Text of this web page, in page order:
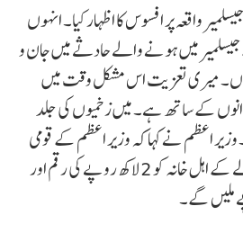
واقعہ پر افسوس کا اظہار کیا۔ انہوں
میں ہونے والے حادثے میں جان و
میری تعزیت اس مشکل وقت میں
کے ساتھ ہے۔ میں زخمیوں کی جلد
اعظم نے کہا کہ وزیر اعظم کے قومی
ریلیف فنڈ سے ہر مرنے والے کے اہل خانہ کو 2 لاکھ روپے کی رقم اور